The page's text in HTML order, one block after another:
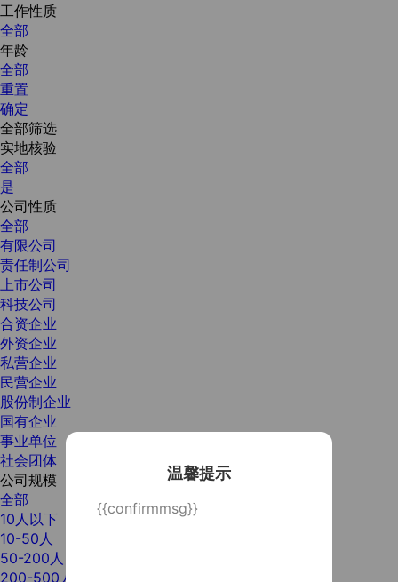
温馨提示
{{confirmmsg}}
工作性质
全部
年龄
全部
重置
确定
全部筛选
实地核验
全部
是
公司性质
全部
有限公司
责任制公司
上市公司
科技公司
合资企业
外资企业
私营企业
民营企业
股份制企业
国有企业
事业单位
社会团体
公司规模
全部
10人以下
10-50人
50-200人
200-500人